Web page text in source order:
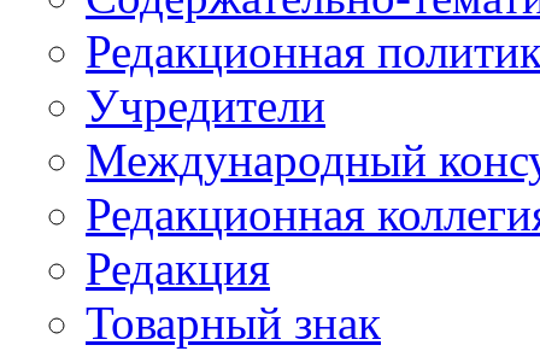
Редакционная
Учредители
Международный
Редакционная
Редакция
Товарный знак